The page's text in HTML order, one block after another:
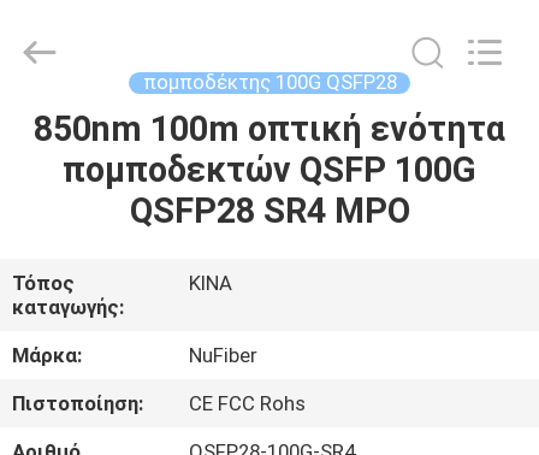
ΣΠΊΤΙ
ΠΡΟΪΌΝΤΑ
ΠΕΡΊΠΟΥ
ΕΜΕΊΣ
ΓΎΡΟΣ
ΕΡΓΟΣΤΑΣΊΩΝ
Rights
πομποδέκτης 100G QSFP28
850nm 100m οπτική ενότητα
πομποδεκτών QSFP 100G
QSFP28 SR4 MPO
Τόπος
καταγωγής:
ΚΙΝΑ
Μάρκα:
NuFiber
Πιστοποίηση:
CE FCC Rohs